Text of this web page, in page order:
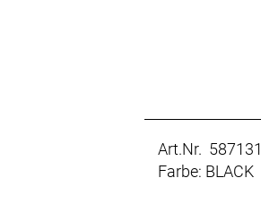
Art.Nr. 587131
Farbe: BLACK